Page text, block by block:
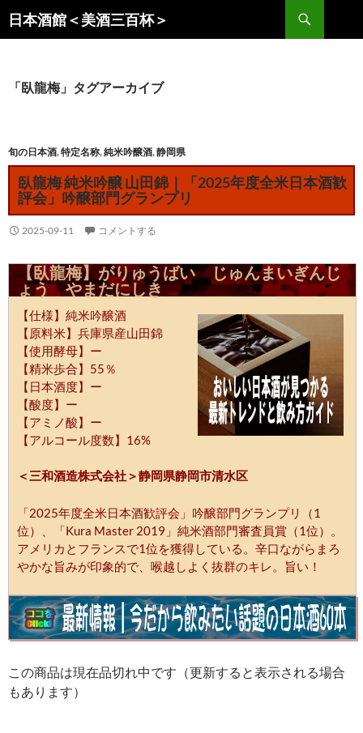
ン
キ
ッ
日本酒館＜美酒三百杯＞
索
「臥龍梅」タグアーカイブ
旬の日本酒,特定名称,純米吟醸酒,静岡県
臥龍梅 純米吟醸 山田錦｜「2025年度全米日本酒歓
評会」吟醸部門グランプリ
2025-09-11 コメントする
【臥龍梅】がりゅうばい じゅんまいぎんじ
ょう やまだにしき
【仕様】純米吟醸酒
【原料米】兵庫県産山田錦
【使用酵母】ー
【精米歩合】55％
【日本酒度】ー
【酸度】ー
【アミノ酸】ー
【アルコール度数】16%
＜三和酒造株式会社＞静岡県静岡市清水区
「2025年度全米日本酒歓評会」吟醸部門グランプリ（1
位）、「Kura Master 2019」純米酒部門審査員賞（1位）。
アメリカとフランスで1位を獲得している。辛口ながらまろ
やかな旨みが印象的で、喉越しよく抜群のキレ。旨い！
この商品は現在品切れ中です（更新すると表示される場合
もあります）